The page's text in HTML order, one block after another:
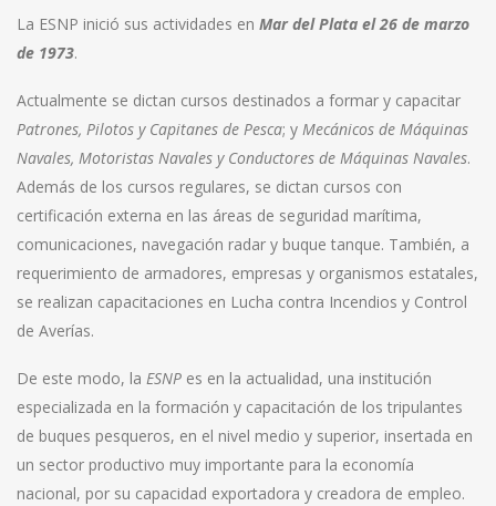
La ESNP inició sus actividades en Mar del Plata el 26 de marzo
de 1973.
Actualmente se dictan cursos destinados a formar y capacitar
Patrones, Pilotos y Capitanes de Pesca; y Mecánicos de Máquinas
Navales, Motoristas Navales y Conductores de Máquinas Navales.
Además de los cursos regulares, se dictan cursos con
certificación externa en las áreas de seguridad marítima,
comunicaciones, navegación radar y buque tanque. También, a
requerimiento de armadores, empresas y organismos estatales,
se realizan capacitaciones en Lucha contra Incendios y Control
de Averías.
De este modo, la ESNP es en la actualidad, una institución
especializada en la formación y capacitación de los tripulantes
de buques pesqueros, en el nivel medio y superior, insertada en
un sector productivo muy importante para la economía
nacional, por su capacidad exportadora y creadora de empleo.